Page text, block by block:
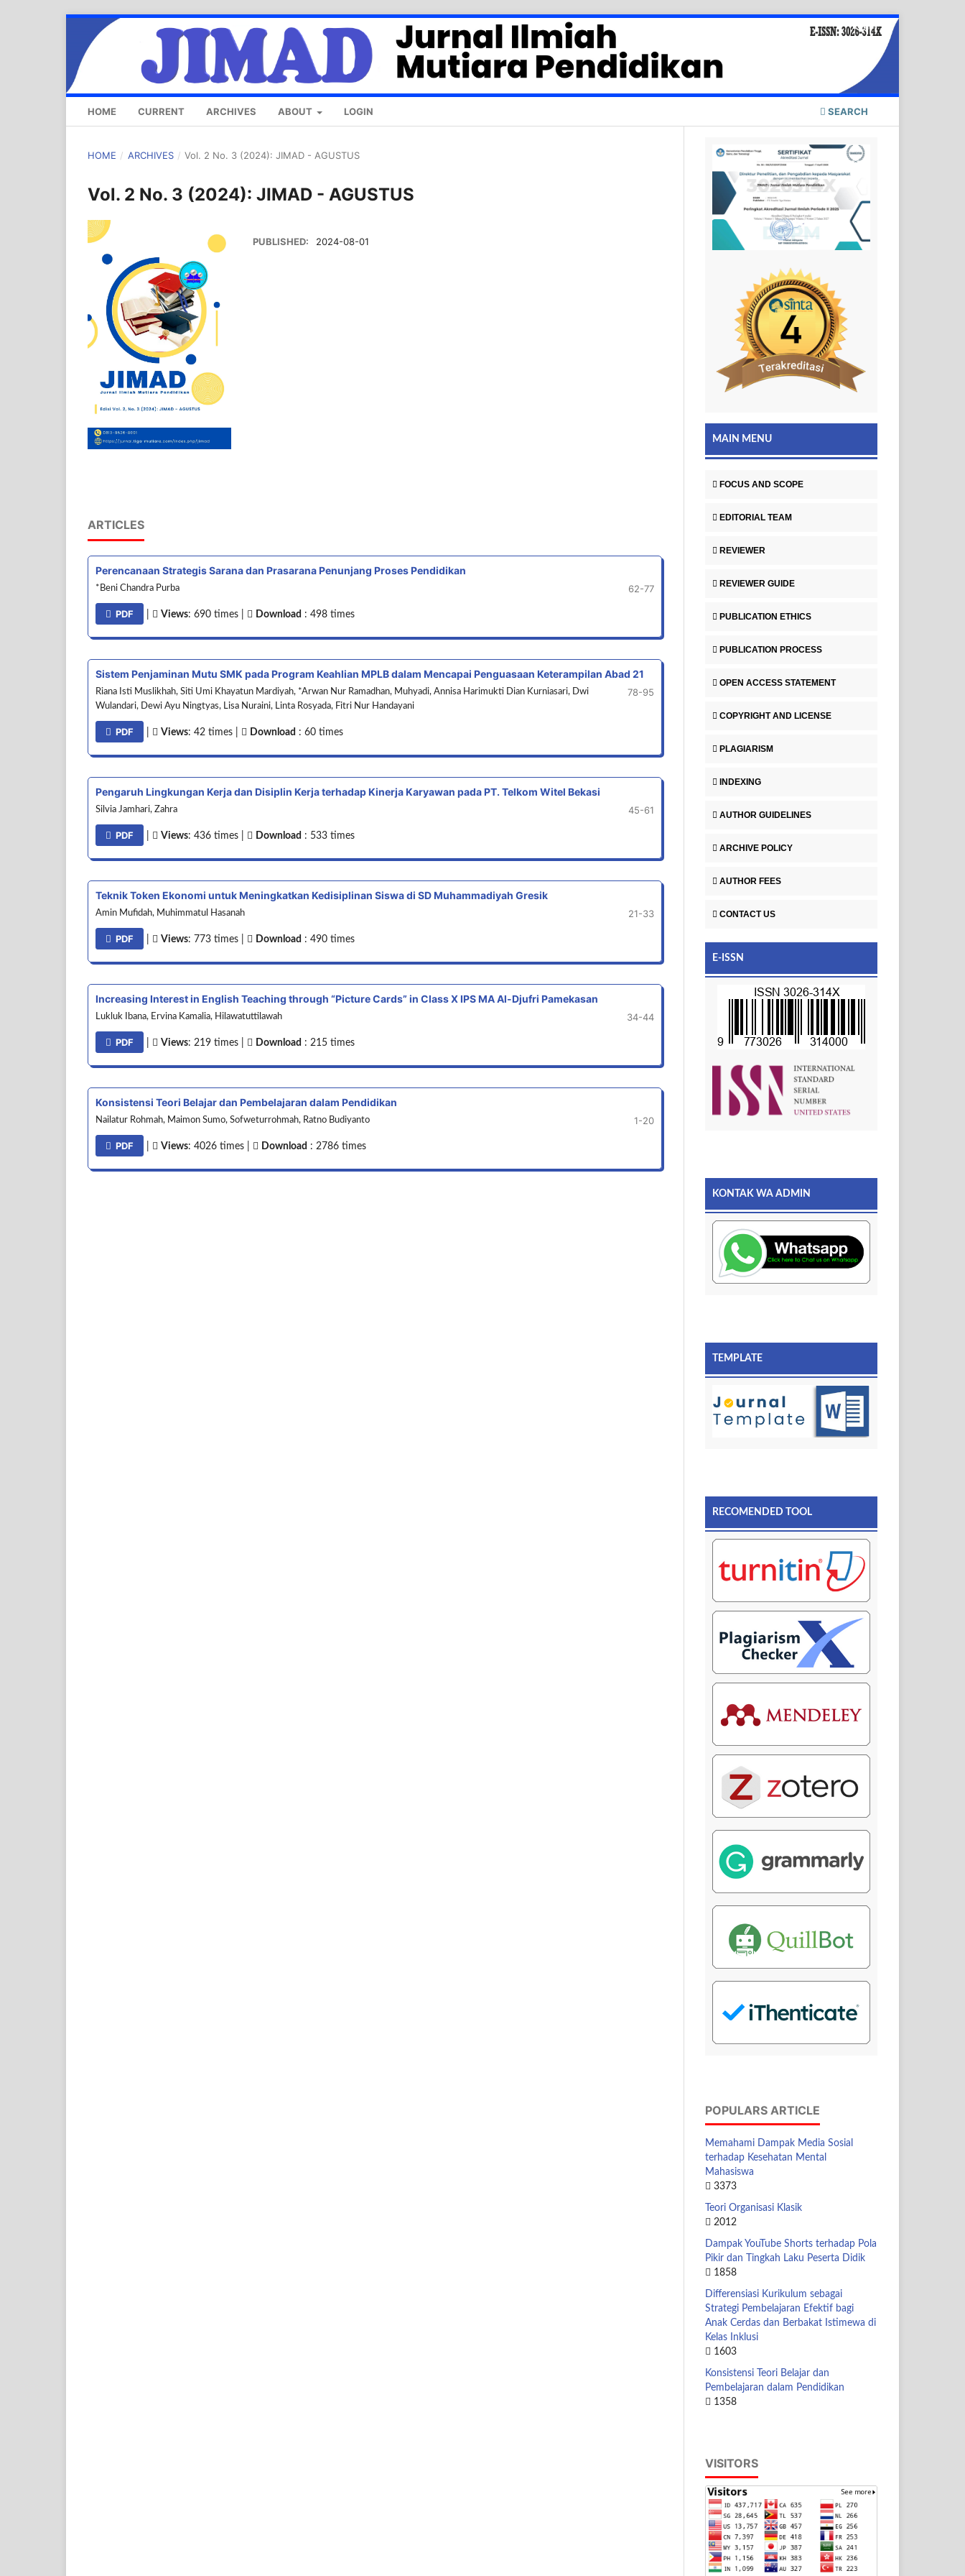
HOME CURRENT ARCHIVES ABOUT LOGIN SEARCH
Login
HOME / ARCHIVES / Vol. 2 No. 3 (2024): JIMAD - AGUSTUS
Vol. 2 No. 3 (2024): JIMAD - AGUSTUS
PUBLISHED: 2024-08-01
ARTICLES
Perencanaan Strategis Sarana dan Prasarana Penunjang Proses Pendidikan
*Beni Chandra Purba 62-77
PDF Views: 690 times | Download : 498 times
Sistem Penjaminan Mutu SMK pada Program Keahlian MPLB dalam Mencapai Penguasaan Keterampilan Abad 21
Riana Isti Muslikhah, Siti Umi Khayatun Mardiyah, *Arwan Nur Ramadhan, Muhyadi, Annisa Harimukti Dian Kurniasari, Dwi
Wulandari, Dewi Ayu Ningtyas, Lisa Nuraini, Linta Rosyada, Fitri Nur Handayani
78-95
PDF Views: 42 times | Download : 60 times
Pengaruh Lingkungan Kerja dan Disiplin Kerja terhadap Kinerja Karyawan pada PT. Telkom Witel Bekasi
Silvia Jamhari, Zahra 45-61
PDF Views: 436 times | Download : 533 times
Teknik Token Ekonomi untuk Meningkatkan Kedisiplinan Siswa di SD Muhammadiyah Gresik
Amin Mufidah, Muhimmatul Hasanah 21-33
PDF Views: 773 times | Download : 490 times
Increasing Interest in English Teaching through “Picture Cards” in Class X IPS MA Al-Djufri Pamekasan
Lukluk Ibana, Ervina Kamalia, Hilawatuttilawah 34-44
PDF Views: 219 times | Download : 215 times
Konsistensi Teori Belajar dan Pembelajaran dalam Pendidikan
Nailatur Rohmah, Maimon Sumo, Sofweturrohmah, Ratno Budiyanto 1-20
PDF Views: 4026 times | Download : 2786 times
MAIN MENU
FOCUS AND SCOPE
EDITORIAL TEAM
REVIEWER
REVIEWER GUIDE
PUBLICATION ETHICS
PUBLICATION PROCESS
OPEN ACCESS STATEMENT
COPYRIGHT AND LICENSE
PLAGIARISM
INDEXING
AUTHOR GUIDELINES
ARCHIVE POLICY
AUTHOR FEES
CONTACT US
E-ISSN
KONTAK WA ADMIN
TEMPLATE
RECOMENDED TOOL
POPULARS ARTICLE
Memahami Dampak Media Sosial
terhadap Kesehatan Mental
Mahasiswa
3373
Teori Organisasi Klasik
2012
Dampak YouTube Shorts terhadap Pola
Pikir dan Tingkah Laku Peserta Didik
1858
Differensiasi Kurikulum sebagai
Strategi Pembelajaran Efektif bagi
Anak Cerdas dan Berbakat Istimewa di
Kelas Inklusi
1603
Konsistensi Teori Belajar dan
Pembelajaran dalam Pendidikan
1358
VISITORS